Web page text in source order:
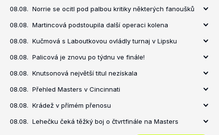
08.08. Norrie se ocitl pod palbou kritiky některých fanoušků
08.08. Martincová podstoupila další operaci kolena
08.08. Kučmová s Laboutkovou ovládly turnaj v Lipsku
08.08. Palicová je znovu po týdnu ve finále!
08.08. Knutsonová největší titul nezískala
08.08. Přehled Masters v Cincinnati
08.08. Krádež v přímém přenosu
08.08. Lehečku čeká těžký boj o čtvrtfinále na Masters